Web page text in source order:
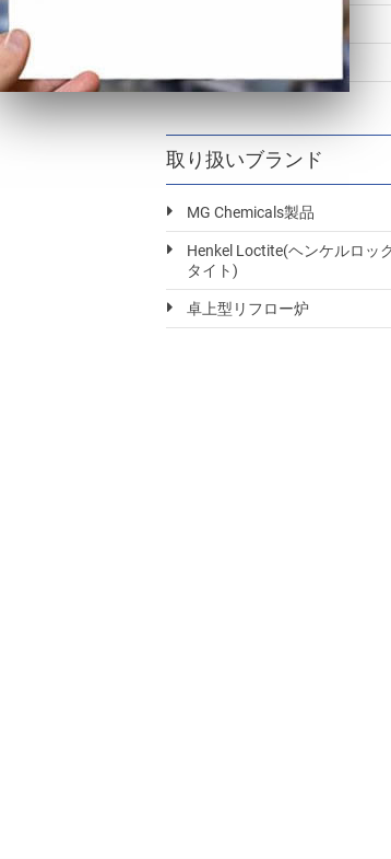
取り扱いブランド
MG Chemicals製品
Henkel Loctite(ヘンケルロッ
タイト)
卓上型リフロー炉